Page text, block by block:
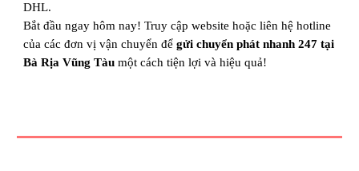
DHL.
Bắt đầu ngay hôm nay! Truy cập website hoặc liên hệ hotline
của các đơn vị vận chuyển đểgửi chuyển phát nhanh 247 tại
Bà Rịa Vũng Tàu một cách tiện lợi và hiệu quả!